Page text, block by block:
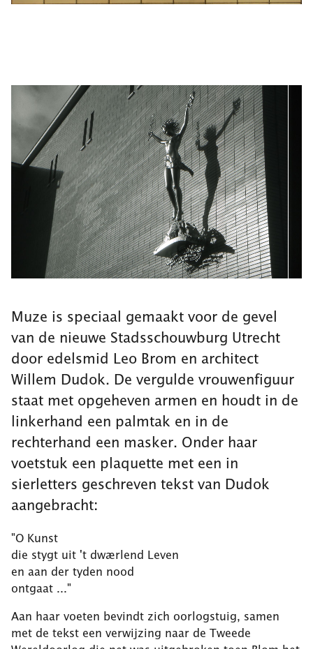
Muze is speciaal gemaakt voor de gevel
van de nieuwe Stadsschouwburg Utrecht
door edelsmid Leo Brom en architect
Willem Dudok. De vergulde vrouwenfiguur
staat met opgeheven armen en houdt in de
linkerhand een palmtak en in de
rechterhand een masker. Onder haar
voetstuk een plaquette met een in
sierletters geschreven tekst van Dudok
aangebracht:
"O Kunst
die stygt uit 't dwærlend Leven
en aan der tyden nood
ontgaat ..."
Aan haar voeten bevindt zich oorlogstuig, samen
met de tekst een verwijzing naar de Tweede